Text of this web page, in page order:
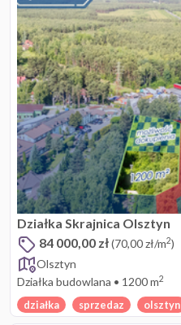
Działka Skrajnica Olsztyn
84 000,00 zł(70,00 zł/m2)
Olsztyn
Działka budowlana • 1200 m2
działka sprzedaz olsztyn